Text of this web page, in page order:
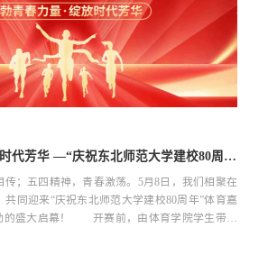
蓬勃青青力量 绽放时代芳华 —“庆祝东北师范大学建校80周年”体育嘉年华“五·四”接力赛
；五四精神，青春激荡。5月8日，我们相聚在
同迎来“庆祝东北师范大学建校80周年”体育嘉
的盛大启幕！ 开赛前，由体育学院学生带领